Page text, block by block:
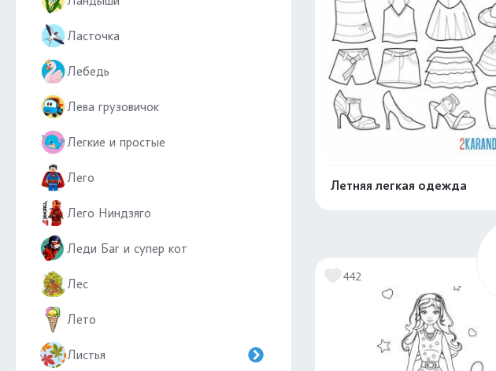
Ласточка
Лебедь
Лева грузовичок
Легкие и простые
Лего
Лего Ниндзяго
Леди Баг и супер кот
Лес
Лето
Листья
Летняя легкая одежда
442